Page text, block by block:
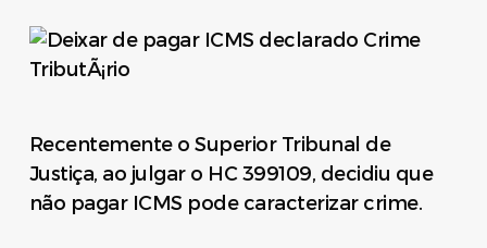
Recentemente o Superior Tribunal de
Justiça, ao julgar o HC 399109, decidiu que
não pagar ICMS pode caracterizar crime.